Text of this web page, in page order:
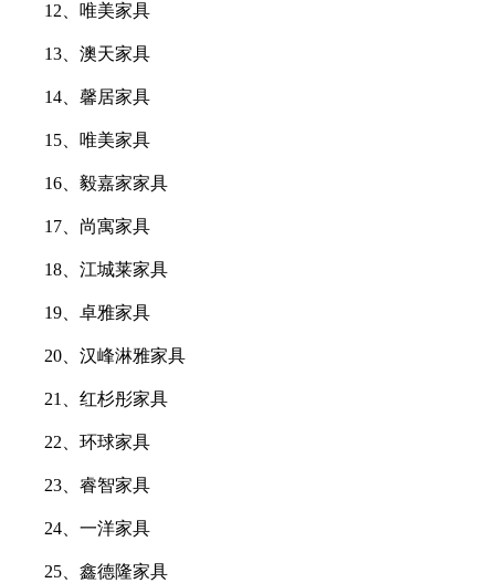
12、唯美家具
13、澳天家具
14、馨居家具
15、唯美家具
16、毅嘉家家具
17、尚寓家具
18、江城莱家具
19、卓雅家具
20、汉峰淋雅家具
21、红杉彤家具
22、环球家具
23、睿智家具
24、一洋家具
25、鑫德隆家具